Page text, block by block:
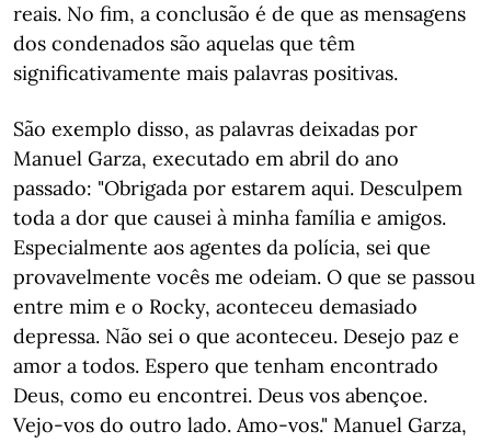
reais. No fim, a conclusão é de que as mensagens
dos condenados são aquelas que têm
significativamente mais palavras positivas.
São exemplo disso, as palavras deixadas por
Manuel Garza, executado em abril do ano
passado: "Obrigada por estarem aqui. Desculpem
toda a dor que causei à minha família e amigos.
Especialmente aos agentes da polícia, sei que
provavelmente vocês me odeiam. O que se passou
entre mim e o Rocky, aconteceu demasiado
depressa. Não sei o que aconteceu. Desejo paz e
amor a todos. Espero que tenham encontrado
Deus, como eu encontrei. Deus vos abençoe.
Vejo-vos do outro lado. Amo-vos." Manuel Garza,